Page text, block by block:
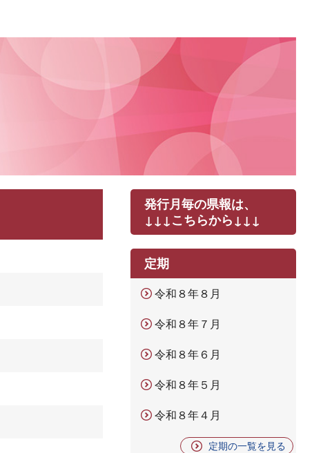
発行月毎の県報は、
↓↓↓こちらから↓↓↓
定期
令和８年８月
令和８年７月
令和８年６月
令和８年５月
令和８年４月
定期の一覧を見る